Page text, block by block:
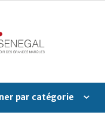
par catégorie